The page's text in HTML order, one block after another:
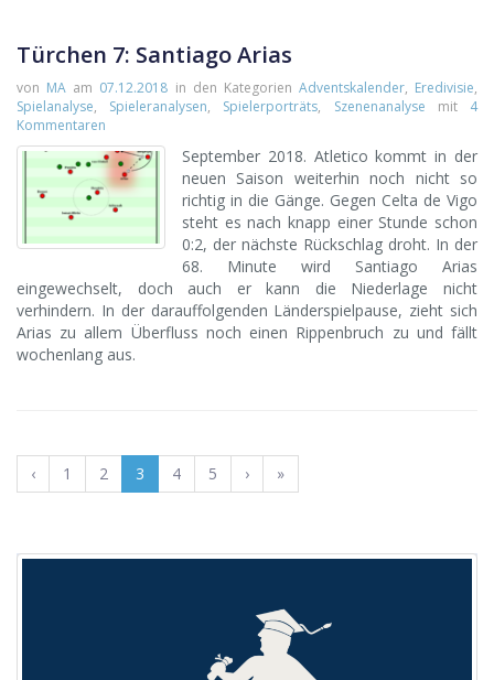
Türchen 7: Santiago Arias
von MA am 07.12.2018 in den Kategorien Adventskalender, Eredivisie,
Spielanalyse, Spieleranalysen, Spielerporträts, Szenenanalyse mit 4
Kommentaren
September 2018. Atletico kommt in der
neuen Saison weiterhin noch nicht so
richtig in die Gänge. Gegen Celta de Vigo
steht es nach knapp einer Stunde schon
0:2, der nächste Rückschlag droht. In der
68. Minute wird Santiago Arias
eingewechselt, doch auch er kann die Niederlage nicht
verhindern. In der darauffolgenden Länderspielpause, zieht sich
Arias zu allem Überfluss noch einen Rippenbruch zu und fällt
wochenlang aus.
‹ 1 2 3 4 5 › »